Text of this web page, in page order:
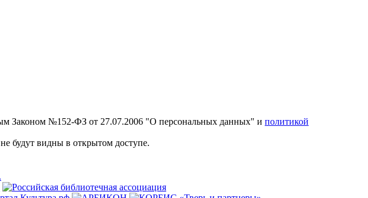
Законом №152-ФЗ от 27.07.2006 "О персональных данных" и политикой
будут видны в открытом доступе.